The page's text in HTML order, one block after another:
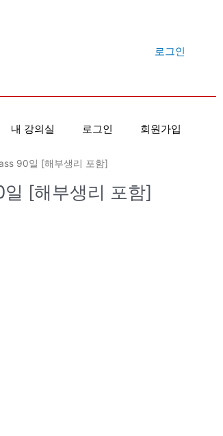
로그인
내 강의실 로그인 회원가입
90일 [해부생리 포함]
[해부생리 포함]